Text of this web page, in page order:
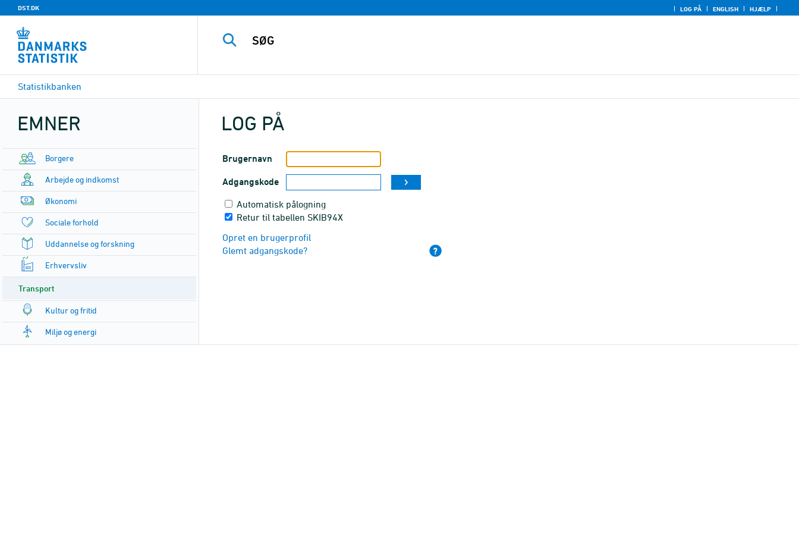
DST.DK LOG PÅ ENGLISH HJÆLP
Statistikbanken
EMNER
Borgere
Arbejde og indkomst
Økonomi
Sociale forhold
Uddannelse og forskning
Erhvervsliv
Transport
Kultur og fritid
Miljø og energi
LOG PÅ
Brugernavn
Adgangskode
Automatisk pålogning
Retur til tabellen SKIB94X
Opret en brugerprofil
Glemt adgangskode?